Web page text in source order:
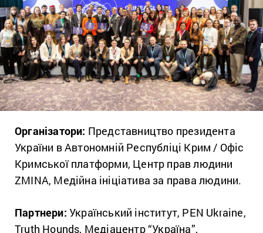
Організатори: Представництво президента
України в Автономній Республіці Крим / Офіс
Кримської платформи, Центр прав людини
ZMINA, Медійна ініціатива за права людини.
Партнери: Український інститут, PEN Ukraine,
Truth Hounds, Медіацентр “Україна”,